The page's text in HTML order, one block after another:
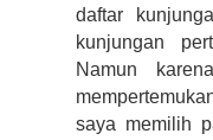
daftar
kunjungan
Namun
saya memilih